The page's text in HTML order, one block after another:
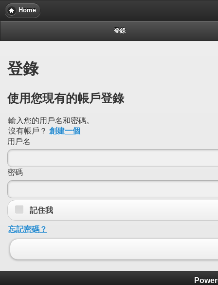
Home
登錄
登錄
使用您現有的帳戶登錄
輸入您的用戶名和密碼。
沒有帳戶？ 創建一個
用戶名
密碼
記住我
忘記密碼？